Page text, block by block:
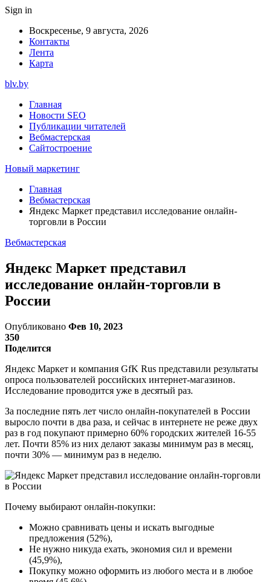
Sign in
Воскресенье, 9 августа, 2026
Контакты
Лента
Карта
blv.by
Главная
Новости SEO
Публикации читателей
Вебмастерская
Сайтостроение
Новый маркетинг
Главная
Вебмастерская
Яндекс Маркет представил исследование онлайн-
торговли в России
Вебмастерская
Яндекс Маркет представил
исследование онлайн-торговли в
России
Опубликовано Фев 10, 2023
350
Поделится
Яндекс Маркет и компания GfK Rus представили результаты
опроса пользователей российских интернет-магазинов.
Исследование проводится уже в десятый раз.
За последние пять лет число онлайн-покупателей в России
выросло почти в два раза, и сейчас в интернете не реже двух
раз в год покупают примерно 60% городских жителей 16-55
лет. Почти 85% из них делают заказы минимум раз в месяц,
почти 30% — минимум раз в неделю.
Почему выбирают онлайн-покупки:
Можно сравнивать цены и искать выгодные
предложения (52%),
Не нужно никуда ехать, экономия сил и времени
(45,9%),
Покупку можно оформить из любого места и в любое